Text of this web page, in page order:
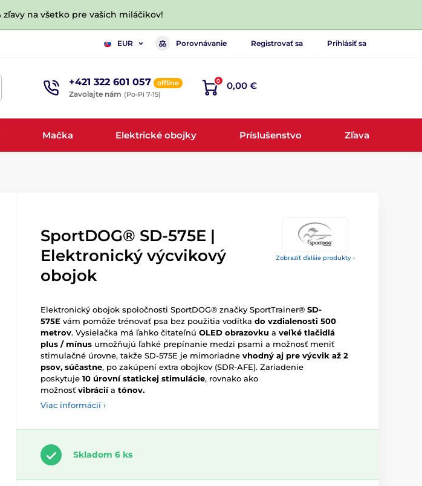
na všetko pre vašich miláčikov!
EUR Porovnávanie Registrovať sa Prihlásiť sa
+421 322 601 057 offline
Zavolajte nám (Po-Pi 7-15)
0 0,00 €
Mačka Elektrické obojky Príslušenstvo Zľava
Zobraziť ďalšie produkty ›
SportDOG® SD-575E |
Elektronický výcvikový
obojok
Elektronický obojok spoločnosti SportDOG® značky SportTrainer® SD-
575E vám pomôže trénovať psa bez použitia vodítka do vzdialenosti 500
metrov. Vysielačka má ľahko čitateľnú OLED obrazovku a veľké tlačidlá
plus / mínus umožňujú ľahké prepínanie medzi psami a možnosť meniť
stimulačné úrovne, takže SD-575E je mimoriadne vhodný aj pre výcvik až 2
psov, súčastne, po zakúpení extra obojkov (SDR-AFE). Zariadenie
poskytuje 10 úrovní statickej stimulácie, rovnako ako
možnosť vibráciía tónov.
Viac informácií ›
Skladom 6 ks